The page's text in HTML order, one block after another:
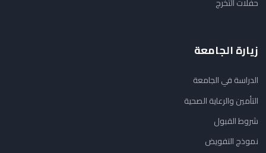
زيارة الجامعة
الدراسة في الجامعة
التأمين والرعاية الصحية
شروط القبول
نموذج التفويض